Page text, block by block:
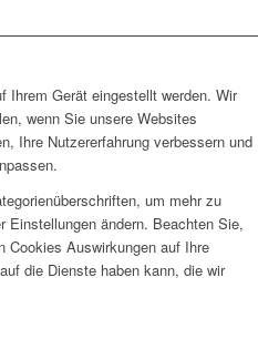
Ihrem Gerät eingestellt werden. Wir
wenn Sie unsere Websites
Ihre Nutzererfahrung verbessern und
um mehr zu
Einstellungen ändern. Beachten Sie,
Cookies Auswirkungen auf Ihre
die Dienste haben kann, die wir